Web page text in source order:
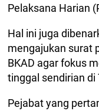
Pelaksana Harian
Hal ini juga
mengajukan surat
BKAD agar fokus
tinggal sendirian di
Pejabat yang